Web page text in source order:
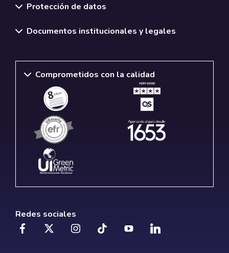
Protección de datos
Documentos institucionales y legales
Comprometidos con la calidad
Redes sociales